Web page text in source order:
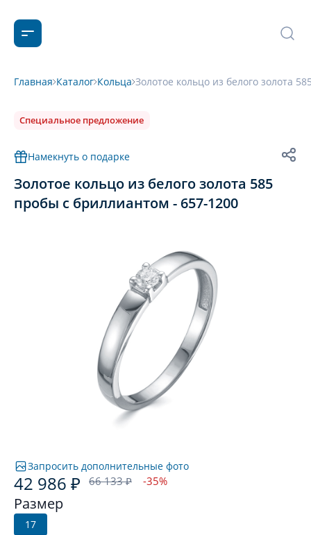
Главная Каталог Кольца Золотое кольцо из белого золота
Специальное предложение
Намекнуть о подарке
Золотое кольцо из белого золота 585
пробы с бриллиантом - 657-1200
Запросить дополнительные фото
42 986 ₽ 66 133 ₽ -35%
Размер
17